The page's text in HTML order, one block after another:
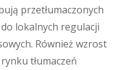
przetłumaczonych
lokalnych regulacji
Również wzrost
tłumaczeń